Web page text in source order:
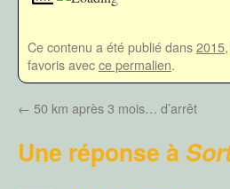
Ce contenu a été publié dans2015,
favoris avecce permalien.
← 50 km après 3 mois… d’arrêt
Une réponse à